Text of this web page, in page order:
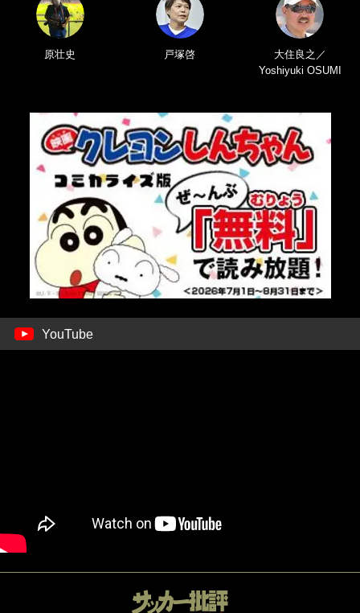
原壮史 戸塚啓
大住良之／
Yoshiyuki OSUMI
YouTube